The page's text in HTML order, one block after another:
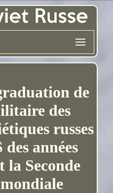
de
des
russes
années
la Seconde